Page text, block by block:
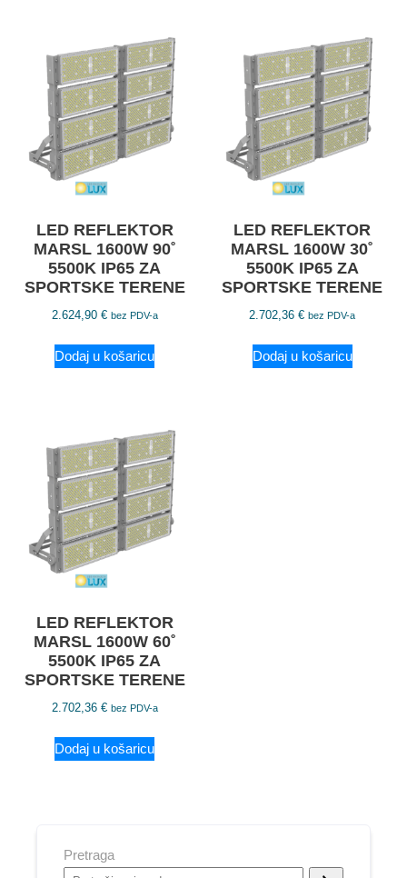
LED REFLEKTOR
MARSL 1600W 90˚
5500K IP65 ZA
SPORTSKE TERENE
2.624,90 € bez PDV-a
Dodaj u košaricu
LED REFLEKTOR
MARSL 1600W 30˚
5500K IP65 ZA
SPORTSKE TERENE
2.702,36€ bez PDV-a
Dodaj u košaricu
LED REFLEKTOR
MARSL 1600W 60˚
5500K IP65 ZA
SPORTSKE TERENE
2.702,36 € bez PDV-a
Dodaj u košaricu
Pretraga